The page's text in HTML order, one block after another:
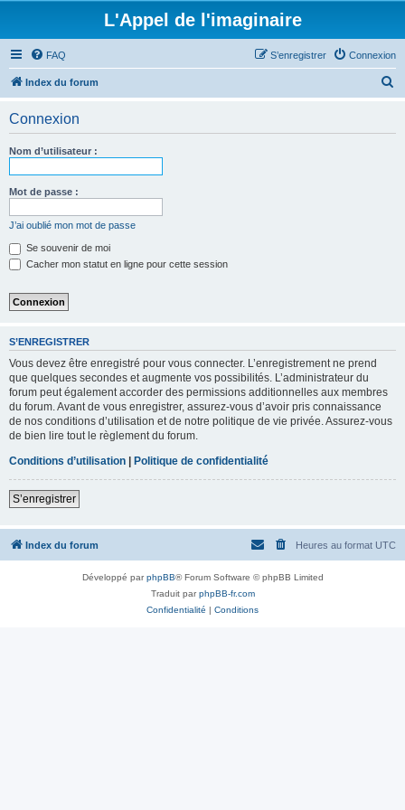
L'Appel de l'imaginaire
FAQ Connexion
S’enregistrer
Index du forum
Connexion
Nom d’utilisateur :
Mot de passe :
J’ai oublié mon mot de passe
Se souvenir de moi
Cacher mon statut en ligne pour cette session
S’ENREGISTRER
Vous devez être enregistré pour vous connecter. L’enregistrement ne prend
que quelques secondes et augmente vos possibilités. L’administrateur du
forum peut également accorder des permissions additionnelles aux membres
du forum. Avant de vous enregistrer, assurez-vous d’avoir pris connaissance
de nos conditions d’utilisation et de notre politique de vie privée. Assurez-vous
de bien lire tout le règlement du forum.
Conditions d’utilisation | Politique de confidentialité
S’enregistrer
Index du forum Heures au format UTC
Développé parphpBB® Forum Software © phpBB Limited
Traduit parphpBB-fr.com
Confidentialité | Conditions